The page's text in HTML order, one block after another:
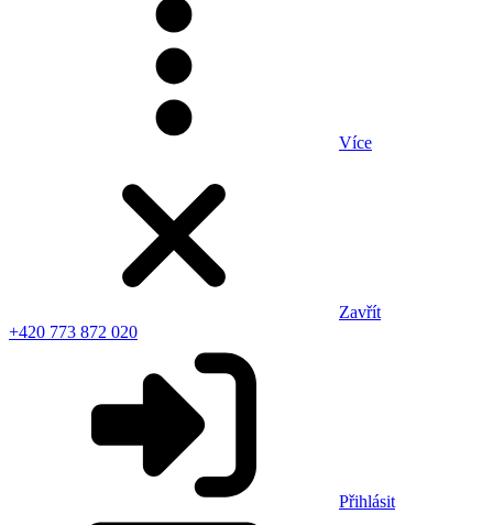
Více
Zavřít
+420 773 872 020
Přihlásit